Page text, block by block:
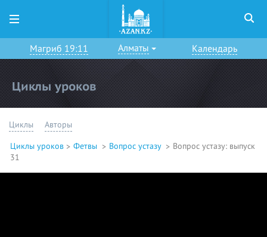
Магриб 19:11 Алматы Календарь
Циклы уроков
Циклы Авторы
Циклы уроков Фетвы Вопрос устазу
Вопрос устазу: выпуск
31